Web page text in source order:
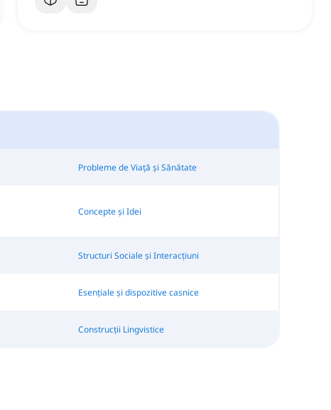
Probleme de Viață și Sănătate
Concepte și Idei
Structuri Sociale și Interacțiuni
Esențiale și dispozitive casnice
Construcții Lingvistice